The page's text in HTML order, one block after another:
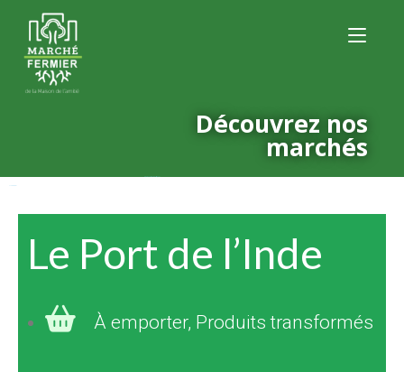
Découvrez nos
marchés
Le Port de l’Inde
À emporter, Produits transformés